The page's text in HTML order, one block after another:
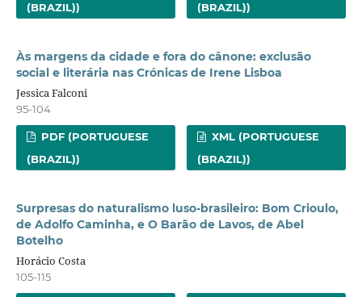
(BRAZIL))
(BRAZIL))
Às margens da cidade e fora do cânone: exclusão
social e literária nas Crónicas de Irene Lisboa
Jessica Falconi
95-104
PDF (PORTUGUESE
(BRAZIL))
XML (PORTUGUESE
(BRAZIL))
Surpresas do naturalismo luso-brasileiro: Bom Crioulo,
de Adolfo Caminha, e O Barão de Lavos, de Abel
Botelho
Horácio Costa
105-115